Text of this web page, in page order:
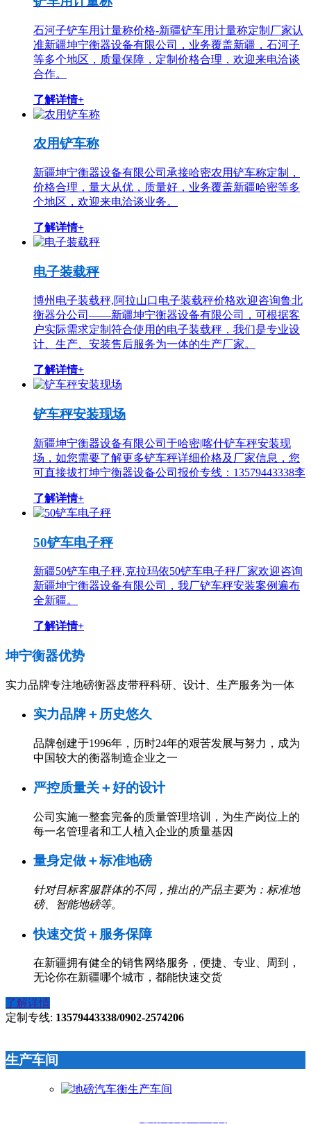
石河子铲车用计量称价格-新疆铲车用计量称定制厂家认
准新疆坤宁衡器设备有限公司，业务覆盖新疆，石河子
等多个地区，质量保障，定制价格合理，欢迎来电洽谈
合作。
了解详情+
农用铲车称
新疆坤宁衡器设备有限公司承接哈密农用铲车称定制，
价格合理，量大从优，质量好，业务覆盖新疆哈密等多
个地区，欢迎来电洽谈业务。
了解详情+
电子装载秤
博州电子装载秤,阿拉山口电子装载秤价格欢迎咨询鲁北
衡器分公司——新疆坤宁衡器设备有限公司，可根据客
户实际需求定制符合使用的电子装载秤，我们是专业设
计、生产、安装售后服务为一体的生产厂家。
了解详情+
铲车秤安装现场
新疆坤宁衡器设备有限公司于哈密|喀什铲车秤安装现
场，如您需要了解更多铲车秤详细价格及厂家信息，您
可直接拔打坤宁衡器设备公司报价专线：13579443338李
了解详情+
50铲车电子秤
新疆50铲车电子秤,克拉玛依50铲车电子秤厂家欢迎咨询
新疆坤宁衡器设备有限公司，我厂铲车秤安装案例遍布
全新疆。
了解详情+
坤宁衡器优势
实力品牌专注地磅衡器皮带秤科研、设计、生产服务为一体
实力品牌＋历史悠久
品牌创建于1996年，历时24年的艰苦发展与努力，成为
中国较大的衡器制造企业之一
严控质量关＋好的设计
公司实施一整套完备的质量管理培训，为生产岗位上的
每一名管理者和工人植入企业的质量基因
量身定做＋标准地磅
针对目标客服群体的不同，推出的产品主要为：标准地
磅、智能地磅等。
快速交货＋服务保障
在新疆拥有健全的销售网络服务，便捷、专业、周到，
无论你在新疆哪个城市，都能快速交货
了解详情
定制专线: 13579443338/0902-2574206
生产车间